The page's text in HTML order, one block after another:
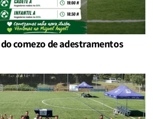
comezo de adestramentos